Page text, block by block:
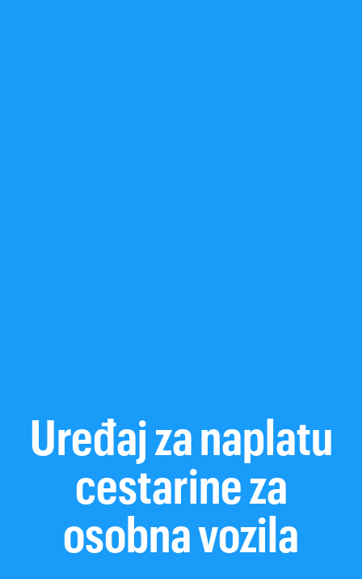
Uređaj za naplatu
cestarine za
osobna vozila